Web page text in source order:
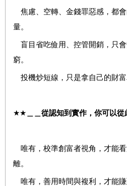
焦慮、空轉、金錢罪惡感，都
量。
盲目省吃儉用、控管開銷，只
窮。
投機炒短線，只是拿自己的財富
★★ 從認知到實作，你可以
唯有，校準創富者視角，才能
離。
唯有，善用時間與複利，才能賺